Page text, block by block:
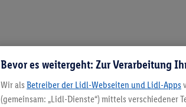
Bevor es weitergeht: Zur Verarbeitung
Wir als Betreiber der Lidl-Webseiten und Lidl-Apps
(gemeinsam: „Lidl-Dienste“) mittels verschiedener